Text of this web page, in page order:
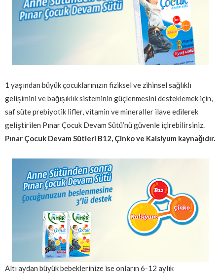
1 yaşından büyük çocuklarınızın fiziksel ve zihinsel sağlıklı
gelişimini ve bağışıklık sisteminin güçlenmesini desteklemek için,
saf süte prebiyotik lifler, vitamin ve mineraller ilave edilerek
geliştirilen Pınar Çocuk Devam Sütü’nü güvenle içirebilirsiniz.
Pınar Çocuk Devam Sütleri B12, Çinko ve Kalsiyum kaynağıdır.
Altı aydan büyük bebeklerinize ise onların 6-12 aylık